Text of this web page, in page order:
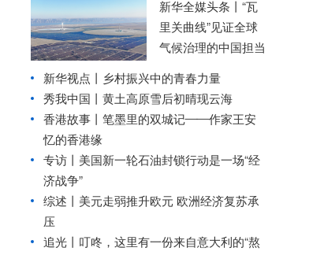
新华全媒头条丨 “瓦
里关曲线”见证全球
气候治理的中国担当
新华视点丨
乡村振兴中的青春力量
秀我中国丨 黄土高原雪后初晴现云海
香港故事丨 笔墨里的双城记——作家王安
忆的香港缘
专访丨美国新一轮石油封锁行动是一场“经
济战争”
综述丨美元走弱推升欧元 欧洲经济复苏承
压
追光丨 叮咚，这里有一份来自意大利的“熬